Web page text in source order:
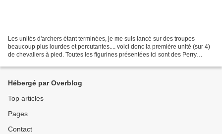
Les unités d'archers étant terminées, je me suis lancé sur des troupes
beaucoup plus lourdes et percutantes.... voici donc la première unité (sur 4)
de chevaliers à pied. Toutes les figurines présentées ici sont des Perry
Hébergé par Overblog
Top articles
Pages
Contact